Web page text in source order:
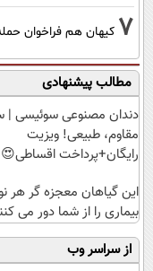
7 کیهان هم فراخوان
مطالب پیشنهادی
دندان مصنوعی سوئیسی |
مقاوم، طبیعی! ویزیت
رایگان+پرداخت اقساطی😍
این گیاهان معجزه گر هر
بیماری را از شما دور می
از سراسر وب